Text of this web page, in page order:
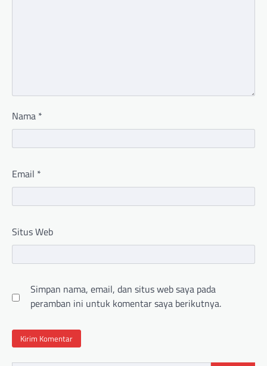
Nama *
Email *
Situs Web
Simpan nama, email, dan situs web saya pada
peramban ini untuk komentar saya berikutnya.